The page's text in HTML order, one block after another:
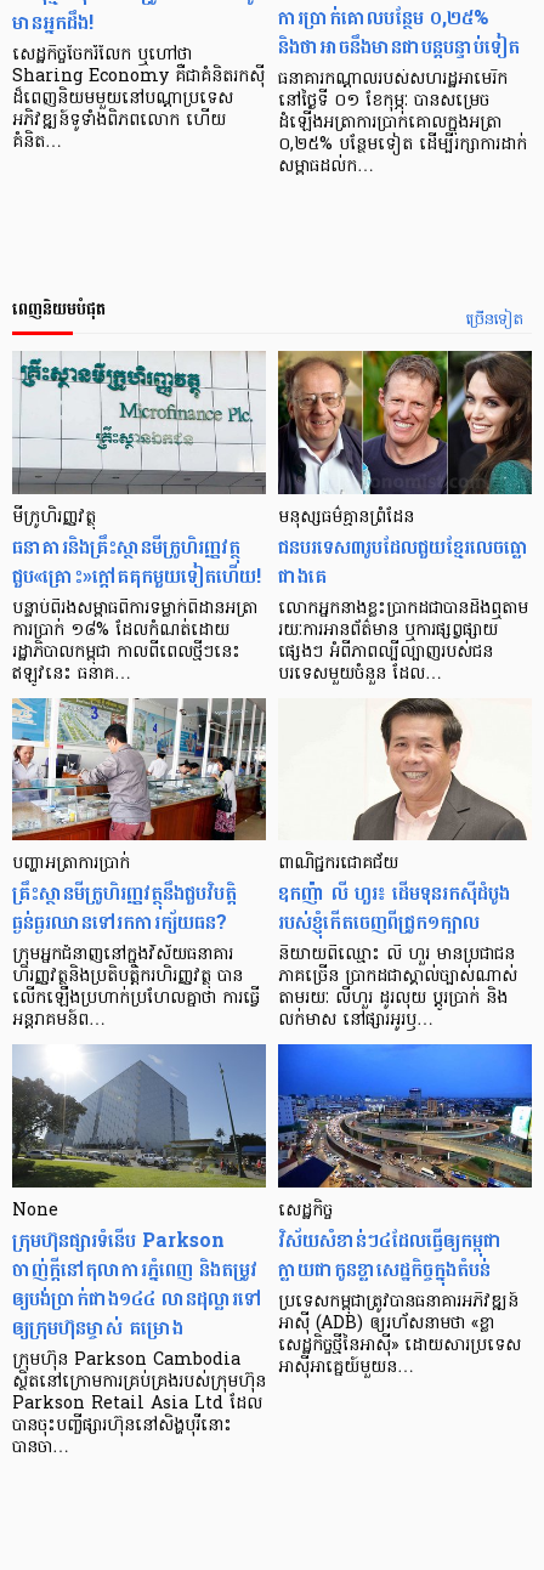
មាន​អ្នក​ដឹង!
សេដ្ឋកិច្ច​ចែក​រំលែក ឬ​ហៅ​ថា
Sharing Economy គឺ​ជា​គំនិត​រកស៊ី​
ដ៏​ពេញ​និយម​មួយ​នៅ​បណ្ដា​ប្រទេស​
អភិវឌ្ឍន៍​ទូទាំង​ពិភពលោក ហើយ​
គំនិត…
ការប្រាក់គោលបន្ថែម ០,២៥%
និងថាអាចនឹងមានជាបន្ដបន្ទាប់ទៀត
ធនាគារកណ្ដាលរបស់សហរដ្ឋអាមេរិក
នៅថ្ងៃទី ០១ ខែកុម្ភៈ បានសម្រេច
ដំឡើងអត្រាការប្រាក់គោលក្នុងអត្រា
០,២៥% បន្ថែមទៀត ដើម្បីរក្សាការដាក់
សម្ពាធដល់ក…
ច្រើនទៀត
ពេញនិយមបំផុត
មីក្រូ​ហិរញ្ញវត្ថុ
ធនាគារ​និង​គ្រឹះស្ថាន​មីក្រូ​ហិរញ្ញវត្ថុ​
ជួប«គ្រោះ»ក្តៅ​គគុក​មួយ​ទៀត​ហើយ!
បន្ទាប់​ពី​រង​សម្ពាធ​​ពី​ការ​ទម្លាក់​ពិដាន​អត្រា​
ការ​ប្រាក់ ១៨​% ដែល​កំណត់​ដោយ​
រដ្ឋាភិបាល​កម្ពុជា កាល​ពី​ពេល​ថ្មីៗ​នេះ
ឥឡូវ​នេះ ធនាគ…
មនុស្ស​ធម៌​គ្មាន​ព្រំដែន
ជន​បរទេស​៣​រូប​ដែល​ជួយ​ខ្មែរ​លេច​ធ្លោ​
ជាង​គេ
លោកអ្នក​នាង​ខ្លះ​ប្រាកដ​ជា​បាន​​ដឹង​ឮ​តាម​
រយៈ​ការ​អាន​ព័ត៌មាន ឬ​ការ​ផ្សព្វផ្សាយ​
ផ្សេងៗ អំពី​ភាព​ល្បីល្បាញ​របស់​ជន​
បរទេស​មួយ​ចំនួន ដែល…
បញ្ហា​អត្រា​ការប្រាក់
គ្រឹះស្ថាន​មីក្រូ​ហិរញ្ញវត្ថុ​នឹង​ជួប​វិបត្តិ​
ធ្ងន់ធ្ងរ​ឈាន​ទៅ​រក​ការ​ក្ស័យធន?
ក្រុម​អ្នក​ជំនាញ​នៅ​ក្នុង​វិស័យ​ធនាគារ
ហិរញ្ញវត្ថុ​និង​ប្រតិបត្តិករ​ហិរញ្ញ​វត្ថុ បាន​​
លើក​ឡើង​ប្រហាក់​ប្រហែល​គ្នា​ថា ការ​ធ្វើ​
អន្តរាគមន៍​ព…
ពាណិជ្ជករជោគជ័យ
ឧកញ៉ា លី ហួរ៖ ដើមទុនរកស៊ីដំបូង
របស់ខ្ញុំកើតចេញពីជ្រូក១ក្បាល
និយាយ​ពី​ឈ្មោះ លី ហួរ មាន​ប្រជាជន​
ភាគ​ច្រើន ប្រាកដ​ជា​ស្គាល់​ច្បាស់​ណាស់
តាមរយៈ លីហួរ ដូរ​លុយ ប្តូរ​បា្រក់ និង​
លក់​មាស នៅ​ផ្សារ​អូរ​ឫ…
None
ក្រុមហ៊ុនផ្សារទំនើប Parkson
ចាញ់ក្ដីនៅតុលាការភ្នំពេញ និងតម្រូវ
ឲ្យបង់ប្រាក់ជាង១៤៤ លានដុល្លារទៅ
ឲ្យក្រុមហ៊ុនម្ចាស់ គម្រោង
ក្រុមហ៊ុន Parkson Cambodia
ស្ថិតនៅក្រោមការគ្រប់គ្រងរបស់ក្រុមហ៊ុន
Parkson Retail Asia Ltd ដែល
បានចុះបញ្ចីផ្សារហ៊ុននៅសិង្ហបុរីនោះ
បានចា…
សេដ្ឋកិច្ច​
វិស័យ​សំខាន់ៗ​៤​ដែល​ធ្វើ​ឲ្យ​កម្ពុជា​
ក្លាយ​ជា​កូន​ខ្លា​សេដ្ឋកិច្ច​ក្នុង​តំបន់
ប្រទេស​កម្ពុជា​ត្រូវ​បាន​ធនាគារ​អភិវឌ្ឍន៍​
អាស៊ី (ADB) ឲ្យ​រហ័ស​នាមថា «ខ្លា​
សេដ្ឋកិច្ច​ថ្មី​នៃ​អាស៊ី» ដោយសារ​ប្រទេស​
អាស៊ី​អាគ្នេយ៍​មួយ​ន…